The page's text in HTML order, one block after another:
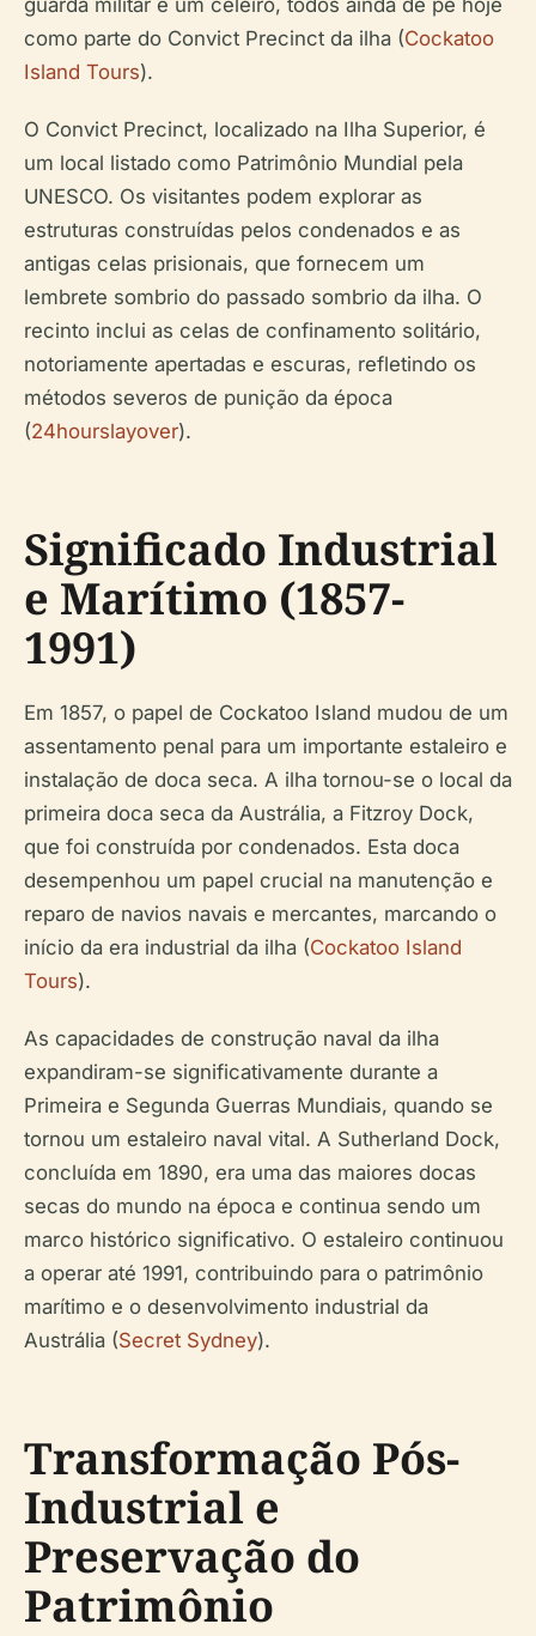
guarda militar e um celeiro, todos ainda de pé hoje
como parte do Convict Precinct da ilha (Cockatoo
Island Tours).
O Convict Precinct, localizado na Ilha Superior, é
um local listado como Patrimônio Mundial pela
UNESCO. Os visitantes podem explorar as
estruturas construídas pelos condenados e as
antigas celas prisionais, que fornecem um
lembrete sombrio do passado sombrio da ilha. O
recinto inclui as celas de confinamento solitário,
notoriamente apertadas e escuras, refletindo os
métodos severos de punição da época
(24hourslayover).
Significado Industrial
e Marítimo (1857-
1991)
Em 1857, o papel de Cockatoo Island mudou de um
assentamento penal para um importante estaleiro e
instalação de doca seca. A ilha tornou-se o local da
primeira doca seca da Austrália, a Fitzroy Dock,
que foi construída por condenados. Esta doca
desempenhou um papel crucial na manutenção e
reparo de navios navais e mercantes, marcando o
início da era industrial da ilha (Cockatoo Island
Tours).
As capacidades de construção naval da ilha
expandiram-se significativamente durante a
Primeira e Segunda Guerras Mundiais, quando se
tornou um estaleiro naval vital. A Sutherland Dock,
concluída em 1890, era uma das maiores docas
secas do mundo na época e continua sendo um
marco histórico significativo. O estaleiro continuou
a operar até 1991, contribuindo para o patrimônio
marítimo e o desenvolvimento industrial da
Austrália (Secret Sydney).
Transformação Pós-
Industrial e
Preservação do
Patrimônio